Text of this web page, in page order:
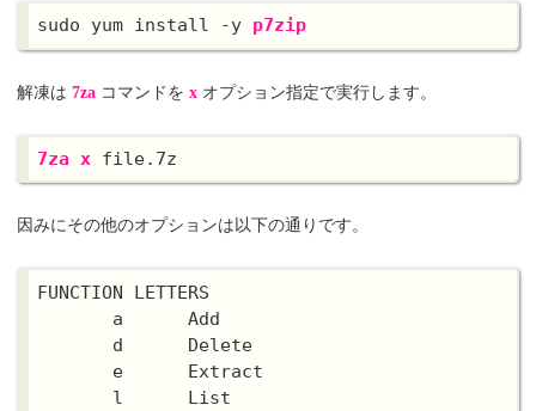
sudo yum install -y p7zip
解凍は 7za コマンドを x オプション指定で実行します。
7za x
因みにその他のオプションは以下の通りです。
FUNCTION LETTERS
       a      Add
       d      Delete
       e      Extract
       l      List